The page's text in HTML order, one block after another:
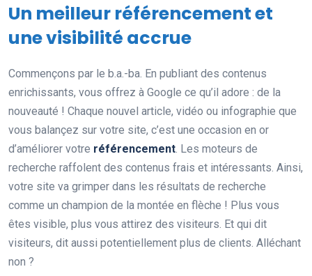
Un meilleur référencement et
une visibilité accrue
Commençons par le b.a.-ba. En publiant des contenus
enrichissants, vous offrez à Google ce qu’il adore : de la
nouveauté ! Chaque nouvel article, vidéo ou infographie que
vous balançez sur votre site, c’est une occasion en or
d’améliorer votre référencement . Les moteurs de
recherche raffolent des contenus frais et intéressants. Ainsi,
votre site va grimper dans les résultats de recherche
comme un champion de la montée en flèche ! Plus vous
êtes visible, plus vous attirez des visiteurs. Et qui dit
visiteurs, dit aussi potentiellement plus de clients. Alléchant
non ?